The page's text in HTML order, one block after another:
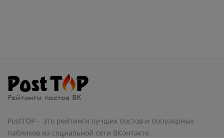
PostTOP - это рейтинги лучших постов и популярных
пабликов из социальной сети ВКонтакте.